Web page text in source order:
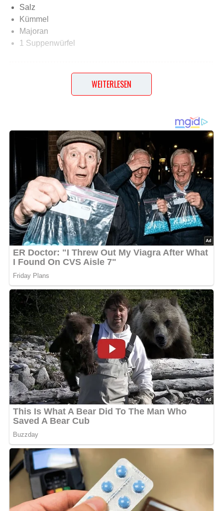
Salz
Kümmel
Majoran
1 Suppenwürfel
Dann hinterlasse doch bitte einen Kommentar am
Ende dieser Seite & auch eine Bewertung!
Und so wird es gemacht…
Geschnittene Zwiebel in Öl anrösten, 1 EL Paprikapulver
kurz mitrösten. Mit Wasser ablöschen, 1 Suppenwürfel,
geschälte, geviertelte Kartoffeln und Chilischoten
dazugeben und dünsten bis die Kartoffeln weich sind (im
Kochtopf ca 10 Min.). Mit Salz, Kümmel und Majoran
abschmecken (wer es ganz scharf will kann noch etwas
Chilipulver dazugeben). Die mehligen Kartoffel zerdrücke
ich damit der Saft etwas gebunden wird, die anderen
ganze Stücke lassen.
5/5 (1 Bewertung)
WEITERLESEN